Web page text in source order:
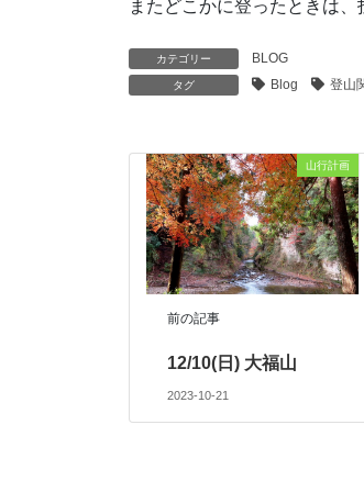
またどこかに登ったときは、
カテゴリー BLOG
タグ Blog 登山
山行計画
前の記事
12/10(日) 大福山
2023-10-21